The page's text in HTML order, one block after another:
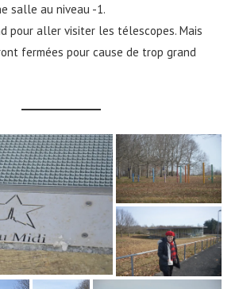
salle au niveau -1.
pour aller visiter les télescopes. Mais
fermées pour cause de trop grand